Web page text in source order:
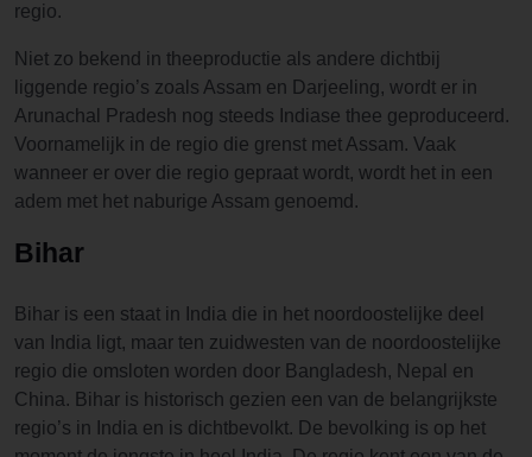
regio.
Niet zo bekend in theeproductie als andere dichtbij
liggende regio’s zoals Assam en Darjeeling, wordt er in
Arunachal Pradesh nog steeds Indiase thee geproduceerd.
Voornamelijk in de regio die grenst met Assam. Vaak
wanneer er over die regio gepraat wordt, wordt het in een
adem met het naburige Assam genoemd.
Bihar
Bihar is een staat in India die in het noordoostelijke deel
van India ligt, maar ten zuidwesten van de noordoostelijke
regio die omsloten worden door Bangladesh, Nepal en
China. Bihar is historisch gezien een van de belangrijkste
regio’s in India en is dichtbevolkt. De bevolking is op het